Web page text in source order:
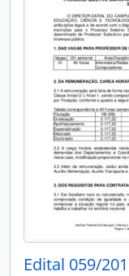
Edital 059/